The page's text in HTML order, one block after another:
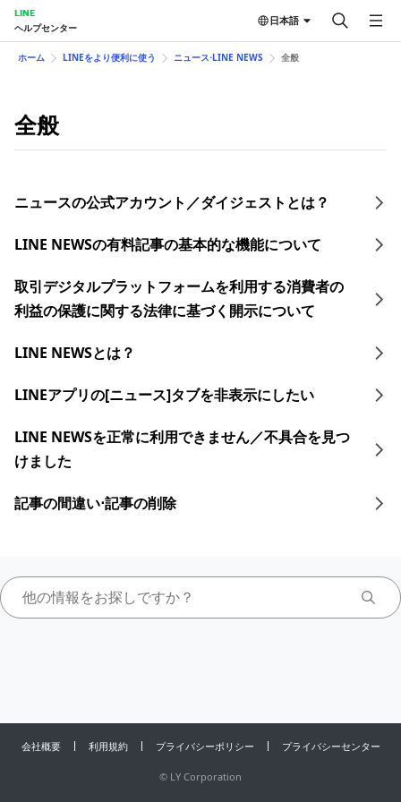
LINE
ヘルプセンター
日本語
ホーム LINEをより便利に使う ニュース⋅LINE NEWS 全般
全般
ニュースの公式アカウント／ダイジェストとは？
LINE NEWSの有料記事の基本的な機能について
取引デジタルプラットフォームを利用する消費者の
利益の保護に関する法律に基づく開示について
LINE NEWSとは？
LINEアプリの[ニュース]タブを非表示にしたい
LINE NEWSを正常に利用できません／不具合を見つ
けました
記事の間違い⋅記事の削除
会社概要 利用規約 プライバシーポリシー プライバシーセンター
© LY Corporation